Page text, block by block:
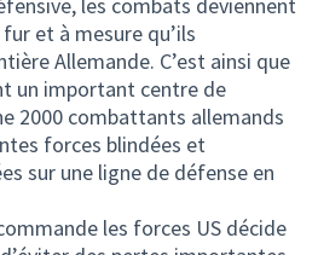
et à mesure qu’ils
Allemande. C’est ainsi que
un important centre de
2000 combattants allemands
forces blindées et
sur une ligne de défense en
les forces US décide